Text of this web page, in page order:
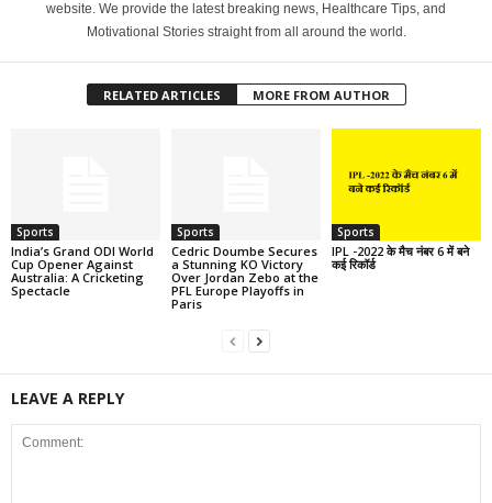
website. We provide the latest breaking news, Healthcare Tips, and
Motivational Stories straight from all around the world.
RELATED ARTICLES MORE FROM AUTHOR
Sports
India’s Grand ODI World
Cup Opener Against
Australia: A Cricketing
Spectacle
Sports
Cedric Doumbe Secures
a Stunning KO Victory
Over Jordan Zebo at the
PFL Europe Playoffs in
Paris
Sports
IPL -2022 के मैच नंबर 6 में बने
कई रिकॉर्ड
LEAVE A REPLY